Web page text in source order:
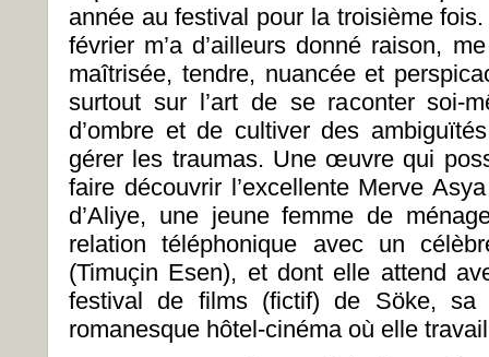
année au festival pour la troisième
février m’a d’ailleurs donné raison,
maîtrisée, tendre, nuancée et
surtout sur l’art de se raconter soi-
d’ombre et de cultiver des
gérer les traumas. Une œuvre qui
faire découvrir l’excellente Merve
d’Aliye, une jeune femme de
relation téléphonique avec un
(Timuçin Esen), et dont elle attend
festival de films (fictif) de Söke,
romanesque hôtel-cinéma où elle